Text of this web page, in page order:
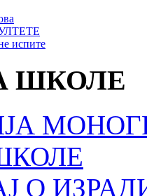
испите
ШКОЛЕ
О